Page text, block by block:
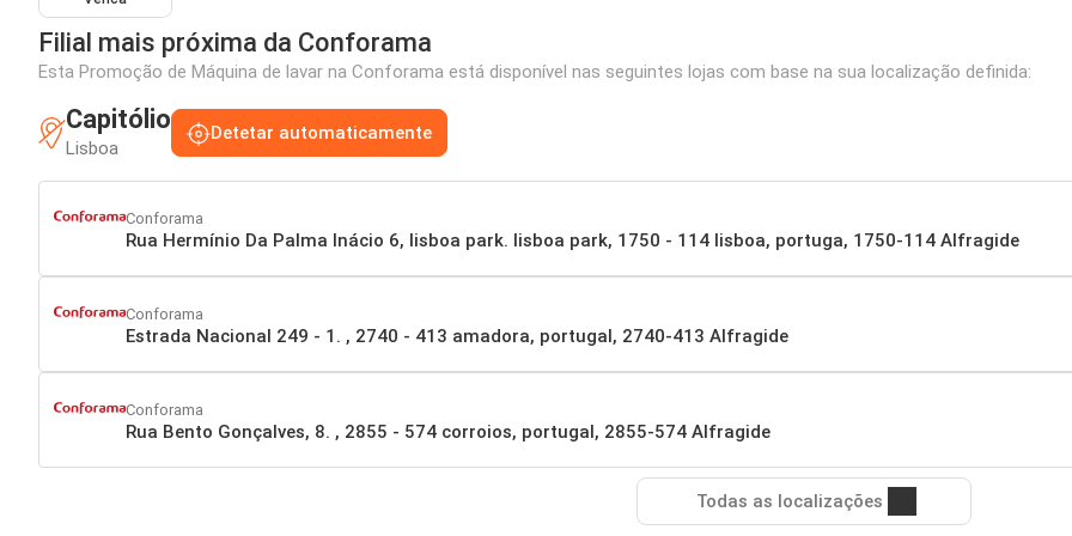
Filial mais próxima da Conforama
Esta Promoção de Máquina de lavar na Conforama está disponível nas seguintes lojas com base na sua localização definida:
Capitólio
Lisboa
Detetar automaticamente
Conforama
Rua Hermínio Da Palma Inácio 6, lisboa park. lisboa park, 1750 - 114 lisboa, portuga, 1750-114 Alfragide
Conforama
Estrada Nacional 249 - 1. , 2740 - 413 amadora, portugal, 2740-413 Alfragide
Conforama
Rua Bento Gonçalves, 8. , 2855 - 574 corroios, portugal, 2855-574 Alfragide
Todas as localizações